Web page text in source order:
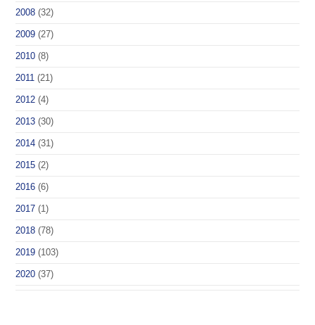
2008 (32)
2009 (27)
2010 (8)
2011 (21)
2012 (4)
2013 (30)
2014 (31)
2015 (2)
2016 (6)
2017 (1)
2018 (78)
2019 (103)
2020 (37)